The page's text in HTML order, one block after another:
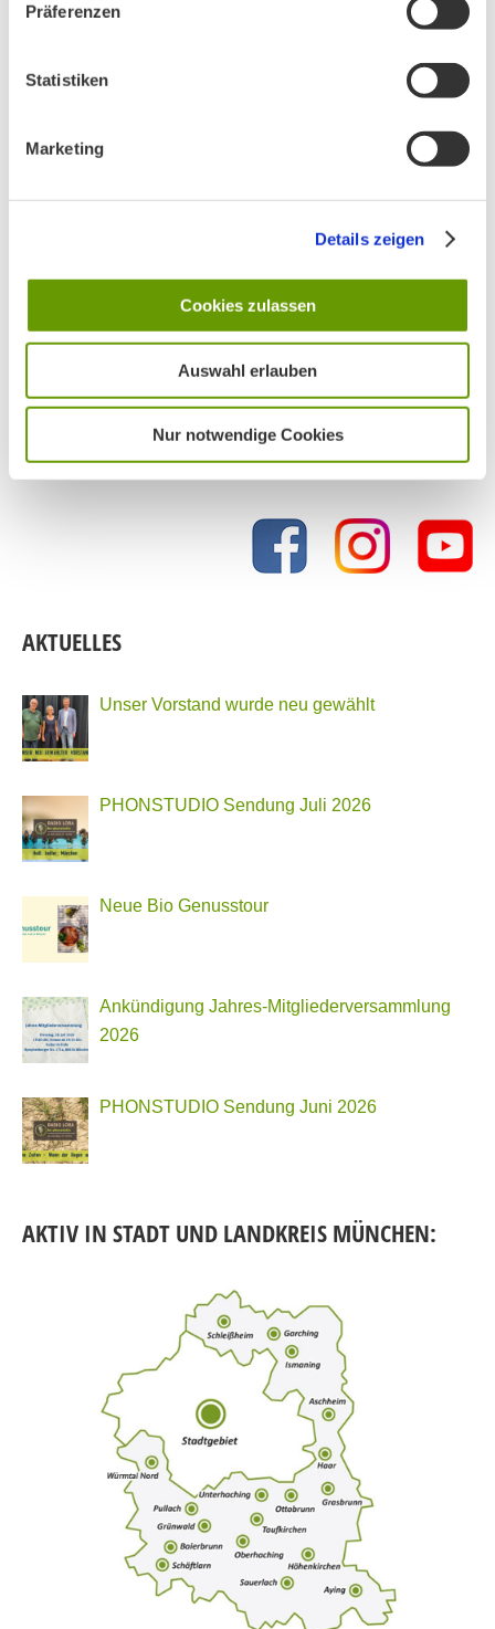
Präferenzen
Statistiken
Marketing
Details zeigen
Cookies zulassen
Auswahl erlauben
Nur notwendige Cookies
AKTUELLES
Unser Vorstand wurde neu gewählt
PHONSTUDIO Sendung Juli 2026
Neue Bio Genusstour
Ankündigung Jahres-Mitgliederversammlung
2026
PHONSTUDIO Sendung Juni 2026
AKTIV IN STADT UND LANDKREIS MÜNCHEN: